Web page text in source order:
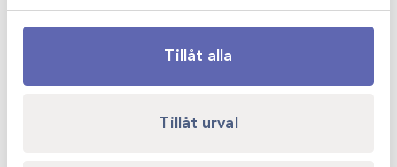
Tillåt alla
Tillåt urval